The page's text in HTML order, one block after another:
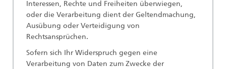
Interessen, Rechte und Freiheiten überwiegen,
oder die Verarbeitung dient der Geltendmachung,
Ausübung oder Verteidigung von
Rechtsansprüchen.
Sofern sich Ihr Widerspruch gegen eine
Verarbeitung von Daten zum Zwecke der